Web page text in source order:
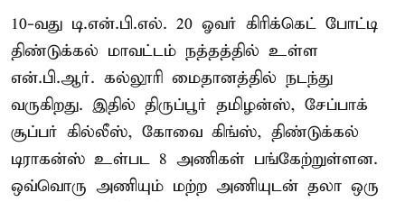
10-வது டி.என்.பி.எல். 20 ஓவர் கிரிக்கெட் போட்டி
திண்டுக்கல் மாவட்டம் நத்தத்தில் உள்ள
என்.பி.ஆர். கல்லூரி மைதானத்தில் நடந்து
வருகிறது. இதில் திருப்பூர் தமிழன்ஸ், சேப்பாக்
சூப்பர் கில்லீஸ், கோவை கிங்ஸ், திண்டுக்கல்
டிராகன்ஸ் உள்பட 8 அணிகள் பங்கேற்றுள்ளன.
ஒவ்வொரு அணியும் மற்ற அணியுடன் தலா ஒரு